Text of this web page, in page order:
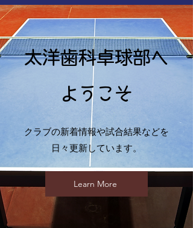
太洋歯科卓球部へ
ようこそ
クラブの新着情報や試合結果などを
日々更新しています。
Learn More